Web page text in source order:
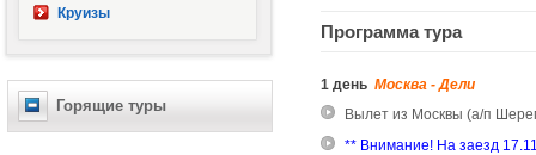
Программа тура
1 день Москва - Дели
Вылет из Москвы (а/п
** Внимание! На заезд
Круизы
Горящие туры